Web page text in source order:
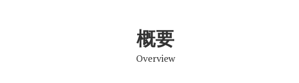
概要
Overview